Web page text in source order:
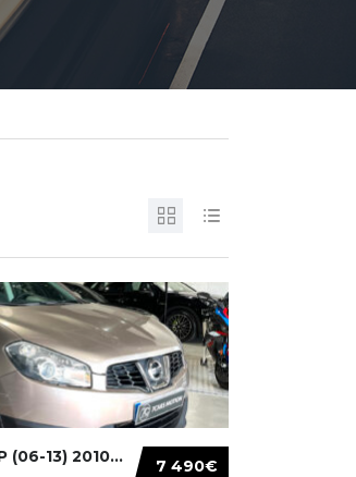
7 490€
(06-13) 2010...